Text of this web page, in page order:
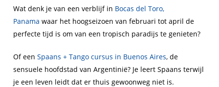
Wat denk je van een verblijf in Bocas del Toro,
Panama waar het hoogseizoen van februari tot april de
perfecte tijd is om van een tropisch paradijs te genieten?
Of een Spaans + Tango cursus in Buenos Aires, de
sensuele hoofdstad van Argentinië? Je leert Spaans terwijl
je een leven leidt dat er thuis gewoonweg niet is.